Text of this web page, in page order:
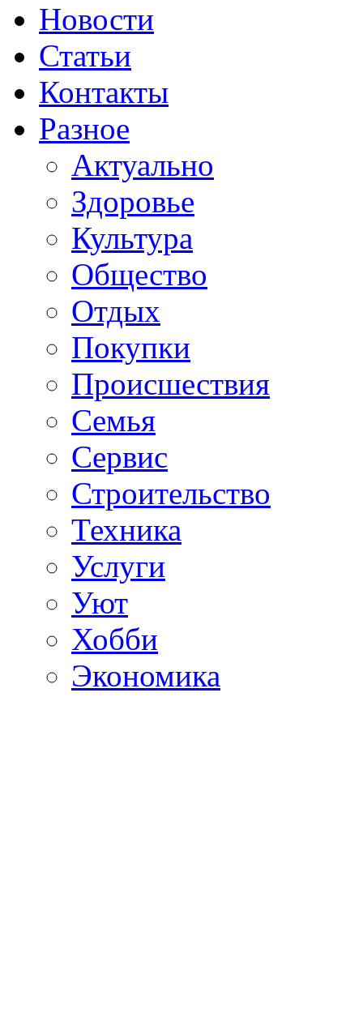
Новости
Статьи
Контакты
Разное
Актуально
Здоровье
Культура
Общество
Отдых
Покупки
Происшествия
Семья
Сервис
Строительство
Техника
Услуги
Уют
Хобби
Экономика